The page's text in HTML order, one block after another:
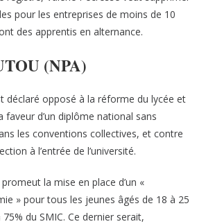
pour les entreprises de moins de 10
des apprentis en alternance.
(NPA)
déclaré opposé à la réforme du lycée et
faveur d’un diplôme national sans
les conventions collectives, et contre
à l’entrée de l’université.
la mise en place d’un «
» pour tous les jeunes âgés de 18 à 25
75% du SMIC. Ce dernier serait,